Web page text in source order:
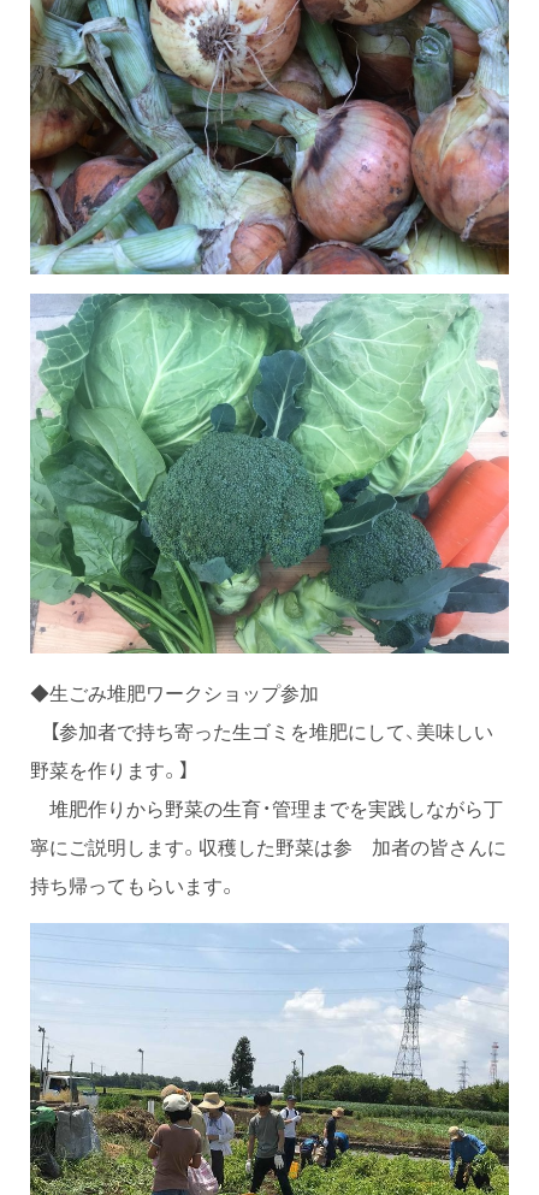
◆生ごみ堆肥ワークショップ参加
【参加者で持ち寄った生ゴミを堆肥にして、美味しい
野菜を作ります。】
堆肥作りから野菜の生育・管理までを実践しながら丁
寧にご説明します。収穫した野菜は参 加者の皆さんに
持ち帰ってもらいます。